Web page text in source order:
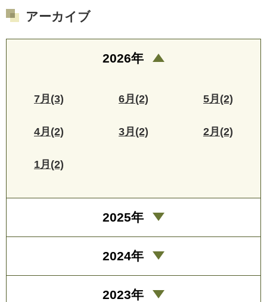
アーカイブ
2026年
7月(3) 6月(2) 5月(2)
4月(2) 3月(2) 2月(2)
1月(2)
2025年
2024年
2023年